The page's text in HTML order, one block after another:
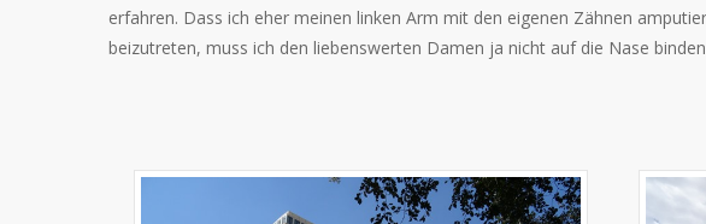
erfahren. Dass ich eher meinen linken Arm mit den eigenen Zähnen
beizutreten, muss ich den liebenswerten Damen ja nicht auf die Nase